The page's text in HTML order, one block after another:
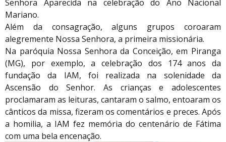
Senhora Aparecida na celebração do Ano Nacional
Mariano.
Além da consagração, alguns grupos coroaram
alegremente Nossa Senhora, a primeira missionária.
Na paróquia Nossa Senhora da Conceição, em Piranga
(MG), por exemplo, a celebração dos 174 anos da
fundação da IAM, foi realizada na solenidade da
Ascensão do Senhor. As crianças e adolescentes
proclamaram as leituras, cantaram o salmo, entoaram os
cânticos da missa, fizeram os comentários e preces. Após
a homilia, a IAM fez memória do centenário de Fátima
com uma bela encenação.